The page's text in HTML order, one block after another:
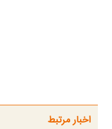
اخبار مرتبط